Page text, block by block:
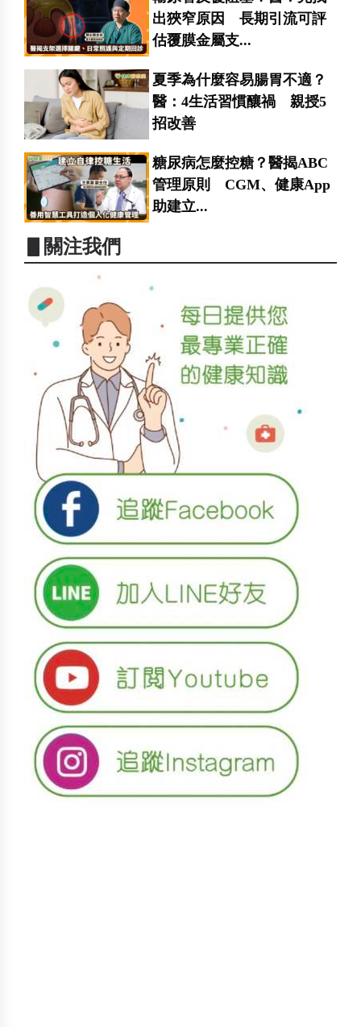
出狹窄原因 長期引流可評
估覆膜金屬支...
夏季為什麼容易腸胃不適？
醫：4生活習慣釀禍 親授5
招改善
糖尿病怎麼控糖？醫揭ABC
管理原則 CGM、健康App
助建立...
▋關注我們